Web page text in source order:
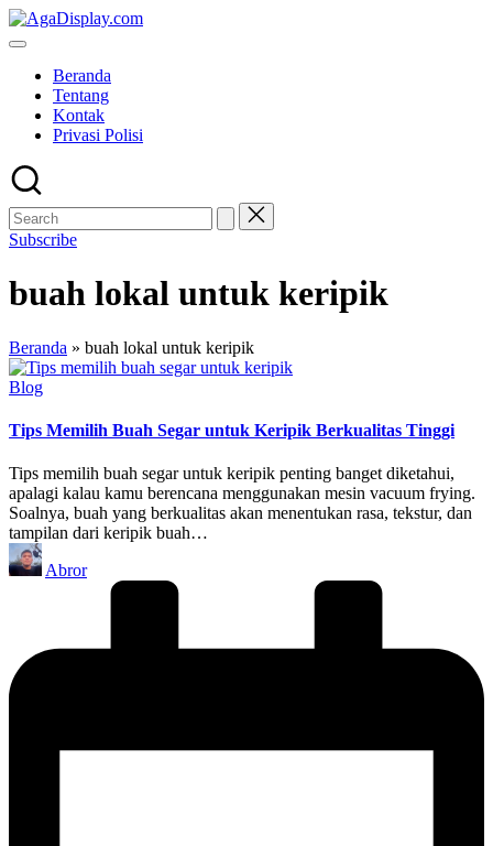
Skip
to
Beranda
Tentang
Kontak
Privasi Polisi
Subscribe
buah lokal untuk keripik
Beranda » buah lokal untuk keripik
Posted
Blog
Tips Memilih Buah Segar untuk Keripik Berkualitas Tinggi
Tips memilih buah segar untuk keripik penting banget diketahui,
apalagi kalau kamu berencana menggunakan mesin vacuum frying.
Soalnya, buah yang berkualitas akan menentukan rasa, tekstur, dan
tampilan dari keripik buah…
Posted
by
Abror